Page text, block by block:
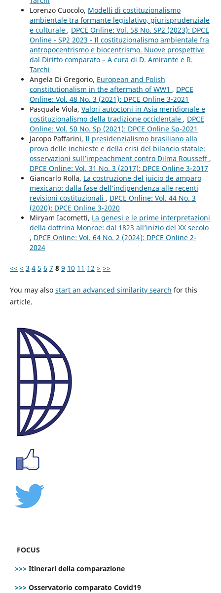
Lorenzo Cuocolo, Modelli di costituzionalismo
ambientale tra formante legislativo, giurisprudenziale
e culturale , DPCE Online: Vol. 58 No. SP2 (2023): DPCE
Online - SP2 2023 - Il costituzionalismo ambientale fra
antropocentrismo e biocentrismo. Nuove prospettive
dal Diritto comparato – A cura di D. Amirante e R.
Tarchi
Angela Di Gregorio, European and Polish
constitutionalism in the aftermath of WW1 , DPCE
Online: Vol. 48 No. 3 (2021): DPCE Online 3-2021
Pasquale Viola, Valori autoctoni in Asia meridionale e
costituzionalismo della tradizione occidentale , DPCE
Online: Vol. 50 No. Sp (2021): DPCE Online Sp-2021
Jacopo Paffarini, Il presidenzialismo brasiliano alla
prova delle inchieste e della crisi del bilancio statale:
osservazioni sull’impeachment contro Dilma Rousseff ,
DPCE Online: Vol. 31 No. 3 (2017): DPCE Online 3-2017
Giancarlo Rolla, La costruzione del juicio de amparo
mexicano: dalla fase dell’indipendenza alle recenti
revisioni costituzionali , DPCE Online: Vol. 44 No. 3
(2020): DPCE Online 3-2020
Miryam Iacometti, La genesi e le prime interpretazioni
della dottrina Monroe: dal 1823 all’inizio del XX secolo
, DPCE Online: Vol. 64 No. 2 (2024): DPCE Online 2-
2024
<< < 3 4 5 6 7 8 9 10 11 12 > >>
You may also start an advanced similarity search for this
article.
FOCUS
>>> Itinerari della comparazione
>>> Osservatorio comparato Covid19